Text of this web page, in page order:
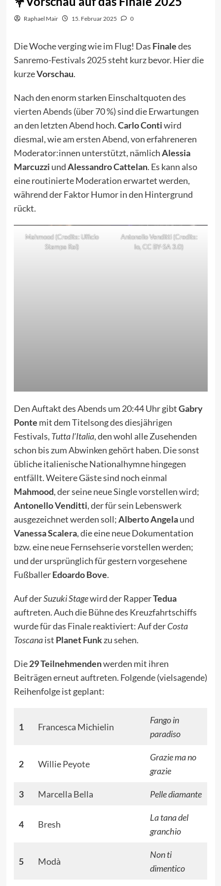
Raphael Mair 15. Februar 2025 0
Die Woche verging wie im Flug! Das Finaledes
Sanremo-Festivals 2025steht kurz bevor. Hier die
kurzeVorschau.
Nach den enorm starken Einschaltquotendes
vierten Abends (über 70 %) sind die Erwartungen
an den letzten Abend hoch.Carlo Contiwird
diesmal, wieam ersten Abend, von erfahreneren
Moderator:innen unterstützt, nämlichAlessia
Marcuzzi undAlessandro Cattelan. Es kann also
eine routinierte Moderation erwartet werden,
während der Faktor Humor in den Hintergrund
rückt.
Mahmood (Credits: Ufficio
Stampa Rai)
Antonello Venditti (Credits:
Io,CC BY-SA 3.0)
Den Auftakt des Abends um 20:44 Uhr gibtGabry
Ponte mit dem Titelsong des diesjährigen
Festivals, Tutta l’Italia, den wohl alle Zusehenden
schon bis zum Abwinken gehört haben. Die sonst
übliche italienische Nationalhymne hingegen
entfällt. Weitere Gäste sind noch einmal
Mahmood, der seine neue Single vorstellen wird;
Antonello Venditti, der für sein Lebenswerk
ausgezeichnet werden soll;Alberto Angelaund
Vanessa Scalera, die eine neue Dokumentation
bzw. eine neue Fernsehserie vorstellen werden;
und der ursprünglich für gestern vorgesehene
FußballerEdoardo Bove.
Auf derSuzuki Stagewird der RapperTedua
auftreten. Auch die Bühne des Kreuzfahrtschiffs
wurde für das Finale reaktiviert: Auf derCosta
Toscanaist Planet Funkzu sehen.
Die29 Teilnehmendenwerden mit ihren
Beiträgen erneut auftreten. Folgende (vielsagende)
Reihenfolge ist geplant:
1 Francesca Michielin
Fango in
paradiso
2 Willie Peyote
Grazie ma no
grazie
3 Marcella Bella Pelle diamante
4 Bresh
La tana del
granchio
5 Modà
Non ti
dimentico